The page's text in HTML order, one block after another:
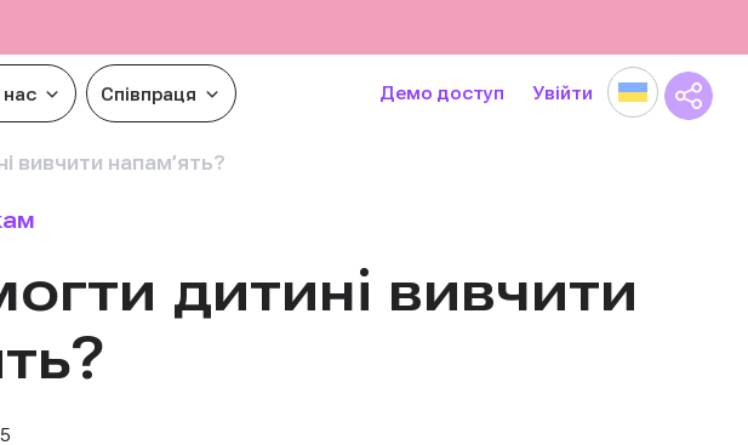
нас Співпраця Демо доступ Увійти
вивчити напам’ять?
дитині вивчити